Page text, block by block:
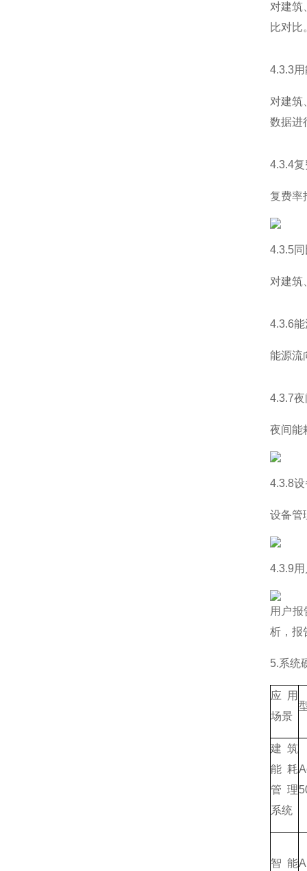
对建筑
比对比
4.3.3
对建筑
数据进
4.3.4
复费率
4.3.5
对建筑
4.3.6
能源流
4.3.7
夜间能
4.3.8
设备管
4.3.9
用户
析，报
5.系统
应用
场景
建筑
能耗
管理
系统
智能